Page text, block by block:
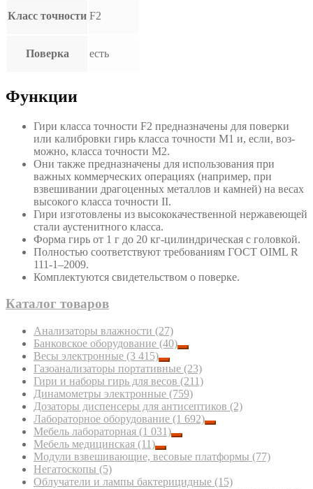
Класс точности F2
Поверка есть
Функции
Гири класса точности F2 предназначены для поверки
или калибровки гирь класса точности М1 и, если, воз­
можно, класса точности М2.
Они также предназначены для использования при
важных коммерческих операциях (например, при
взвешивании драгоценных металлов и камней) на весах
высокого класса точности II.
Гири изготовлены из высококачественной нержавеющей
стали аустенитного класса.
Форма гирь от 1 г до 20 кг-цилиндрическая с головкой.
Полностью соответствуют требованиям ГОСТ OIML R
111-1–2009.
Комплектуются свидетельством о поверке.
Каталог товаров
Анализаторы влажности (27)
Банковское оборудование (40)
Весы электронные (3 415)
Газоанализаторы портативные (23)
Гири и наборы гирь для весов (211)
Динамометры электронные (759)
Дозаторы диспенсеры для антисептиков (2)
Лабораторное оборудование (1 692)
Мебель лабораторная (1 031)
Мебель медицинская (11)
Модули взвешивающие, весовые платформы (77)
Негатоскопы (5)
Облучатели и лампы бактерицидные (15)